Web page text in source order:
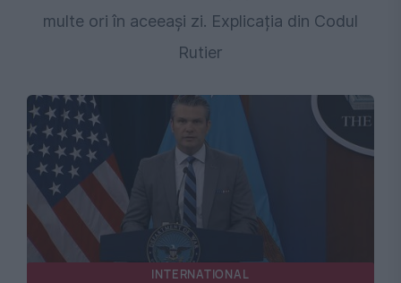
multe ori în aceeași zi. Explicația din Codul
Rutier
INTERNATIONAL